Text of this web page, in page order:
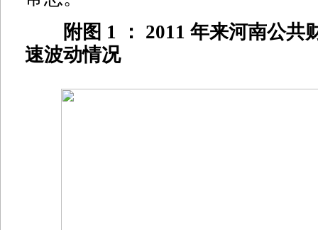
附图 1 ： 2011 年来河南公共
速波动情况